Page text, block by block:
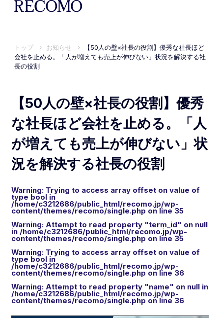
トップ お知らせ
【50人の壁×社長の役割】優秀な社長ほど
会社を止める。「人が増えても売上が伸びない」状況を解決する社
長の役割
【50人の壁×社長の役割】優秀
な社長ほど会社を止める。「人
が増えても売上が伸びない」状
況を解決する社長の役割
Warning: Trying to access array offset on value of
type bool in
/home/c3212686/public_html/recomo.jp/wp-
content/themes/recomo/single.php on line 35
Warning: Attempt to read property "term_id" on null
in /home/c3212686/public_html/recomo.jp/wp-
content/themes/recomo/single.php on line 35
Warning: Trying to access array offset on value of
type bool in
/home/c3212686/public_html/recomo.jp/wp-
content/themes/recomo/single.php on line 36
Warning: Attempt to read property "name" on null in
/home/c3212686/public_html/recomo.jp/wp-
content/themes/recomo/single.php on line 36